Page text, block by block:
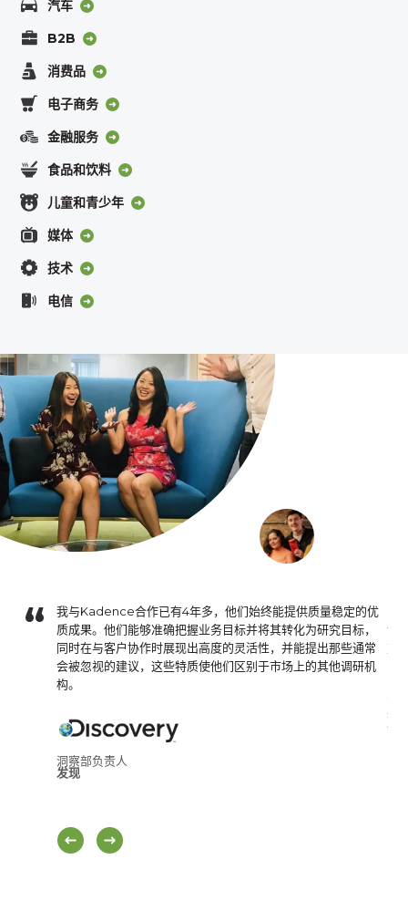
汽车
B2B
消费品
电子商务
金融服务
食品和饮料
儿童和青少年
媒体
技术
电信
完成。K
我与Kadence合作已有4年多，他们始终能提供质量稳定的优
质成果。他们能够准确把握业务目标并将其转化为研究目标，
同时在与客户协作时展现出高度的灵活性，并能提出那些通常
会被忽视的建议，这些特质使他们区别于市场上的其他调研机
构。
洞察部负责人
发现
让
重
销
普